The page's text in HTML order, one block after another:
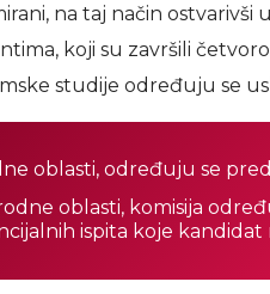
na taj način ostvarivši
koji su završili
studije određuju se
oblasti, određuju se
oblasti, komisija
ispita koje